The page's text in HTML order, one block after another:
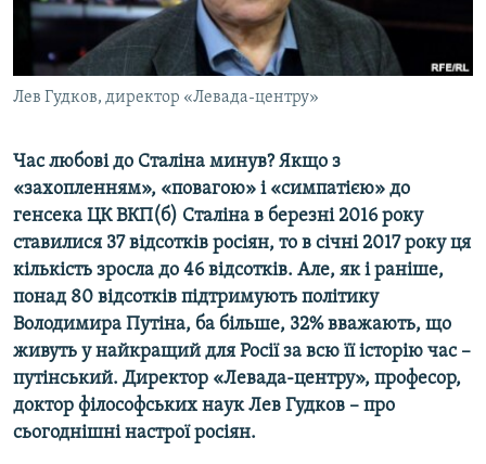
КРИМ РЕАЛІЇ
РУС
КТАТ
ДОЛУЧАЙСЯ!
Усі сайти RFE/RL
Лев Гудков, директор «Левада-центру»
Час любові до Сталіна минув? Якщо з
«захопленням», «повагою» і «симпатією» до
генсека ЦК ВКП(б) Сталіна в березні 2016 року
ставилися 37 відсотків росіян, то в січні 2017 року ця
кількість зросла до 46 відсотків. Але, як і раніше,
понад 80 відсотків підтримують політику
Володимира Путіна, ба більше, 32% вважають, що
живуть у найкращий для Росії за всю її історію час –
путінський. Директор «Левада-центру», професор,
доктор філософських наук Лев Гудков – про
сьогоднішні настрої росіян.